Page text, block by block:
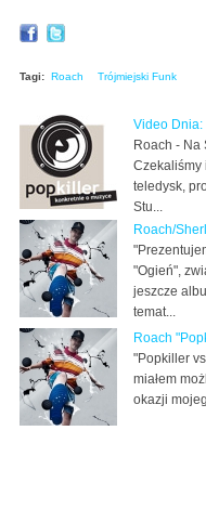
Tagi: Roach Trójmiejski Funk
Video Dnia:
Roach - Na
Czekaliśmy
teledysk,
Stu...
Roach/
"Ogień",
jeszcze
temat...
Roach
"Popkiller
miałem
okazji